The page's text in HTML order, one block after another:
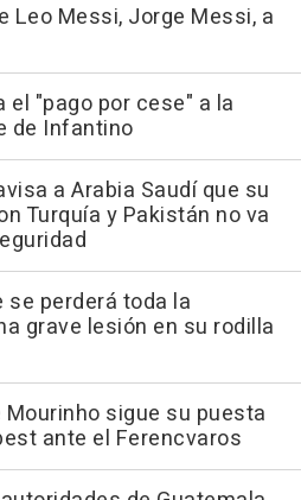
Leo Messi, Jorge Messi, a
el "pago por cese" a la
de Infantino
a Arabia Saudí que su
Turquía y Pakistán no va
perderá toda la
grave lesión en su rodilla
Mourinho sigue su puesta
ante el Ferencvaros